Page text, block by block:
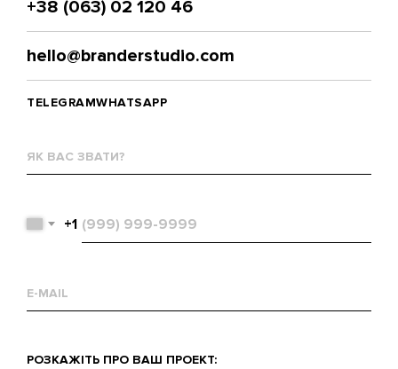
+38 (063) 02 120 46
hello@branderstudio.com
TELEGRAMWHATSAPP
вас
Телефон
+1
Що
РОЗКАЖІТЬ ПРО ВАШ ПРОЕКТ: